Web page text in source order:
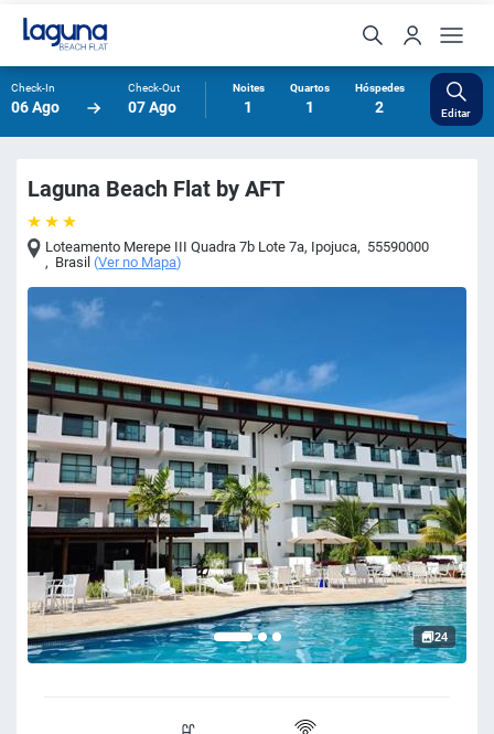
Check-In
06 Ago
Check-Out
07 Ago
Noites
1
Quartos
1
Hóspedes
2 Editar
Laguna Beach Flat by AFT
Loteamento Merepe III Quadra 7b Lote 7a, Ipojuca, 55590000
, Brasil (Ver no Mapa)
24